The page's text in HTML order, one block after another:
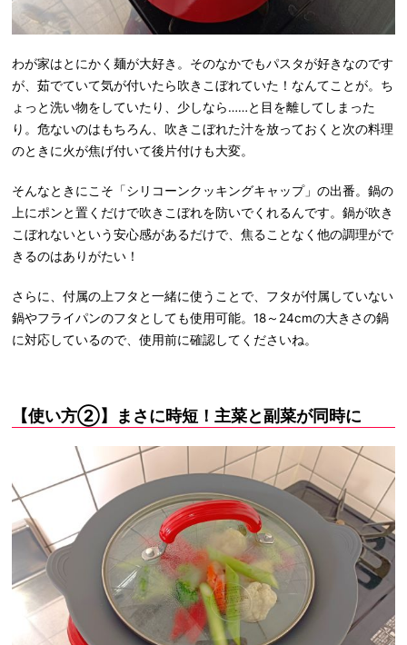
わが家はとにかく麺が大好き。そのなかでもパスタが好きなのです
が、茹でていて気が付いたら吹きこぼれていた！なんてことが。ち
ょっと洗い物をしていたり、少しなら……と目を離してしまった
り。危ないのはもちろん、吹きこぼれた汁を放っておくと次の料理
のときに火が焦げ付いて後片付けも大変。
そんなときにこそ「シリコーンクッキングキャップ」の出番。鍋の
上にポンと置くだけで吹きこぼれを防いでくれるんです。鍋が吹き
こぼれないという安心感があるだけで、焦ることなく他の調理がで
きるのはありがたい！
さらに、付属の上フタと一緒に使うことで、フタが付属していない
鍋やフライパンのフタとしても使用可能。18～24cmの大きさの鍋
に対応しているので、使用前に確認してくださいね。
【使い方②】まさに時短！主菜と副菜が同時に